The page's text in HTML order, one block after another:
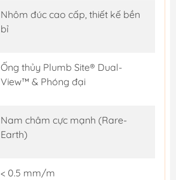
Nhôm đúc cao cấp, thiết kế bền
bỉ
Ống thủy Plumb Site® Dual-
View™ & Phóng đại
Nam châm cực mạnh (Rare-
Earth)
< 0.5 mm/m